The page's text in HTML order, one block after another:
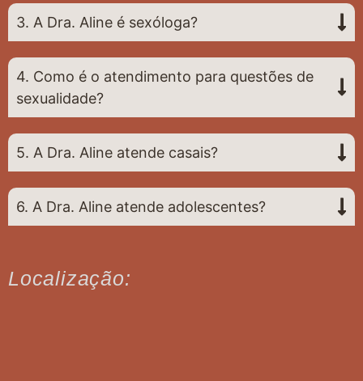
3. A Dra. Aline é sexóloga?
4. Como é o atendimento para questões de
sexualidade?
5. A Dra. Aline atende casais?
6. A Dra. Aline atende adolescentes?
Localização: